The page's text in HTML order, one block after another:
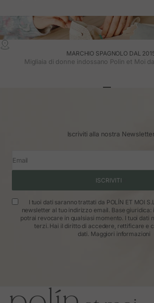
MARCHIO SPAGNOLO DAL
Migliaia di donne indossano Polin et Moi
Iscriviti alla nostra
Email
ISCRIVITI
I tuoi dati saranno trattati da POLÍN ET MOI
newsletter al tuo indirizzo email. Base giuridica:
potrai revocare in qualsiasi momento. I tuoi dati
terzi. Hai il diritto di accedere, rettificare e
dati. Maggiori informazioni